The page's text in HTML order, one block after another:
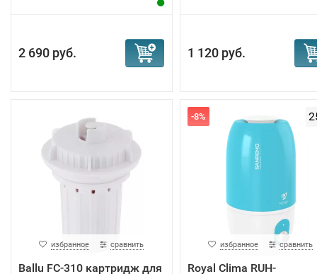
2 690 руб. 1 120 руб.
избранное сравнить
Ballu FC-310 картридж для
-8%
избранное сравнить
Royal Clima RUH-